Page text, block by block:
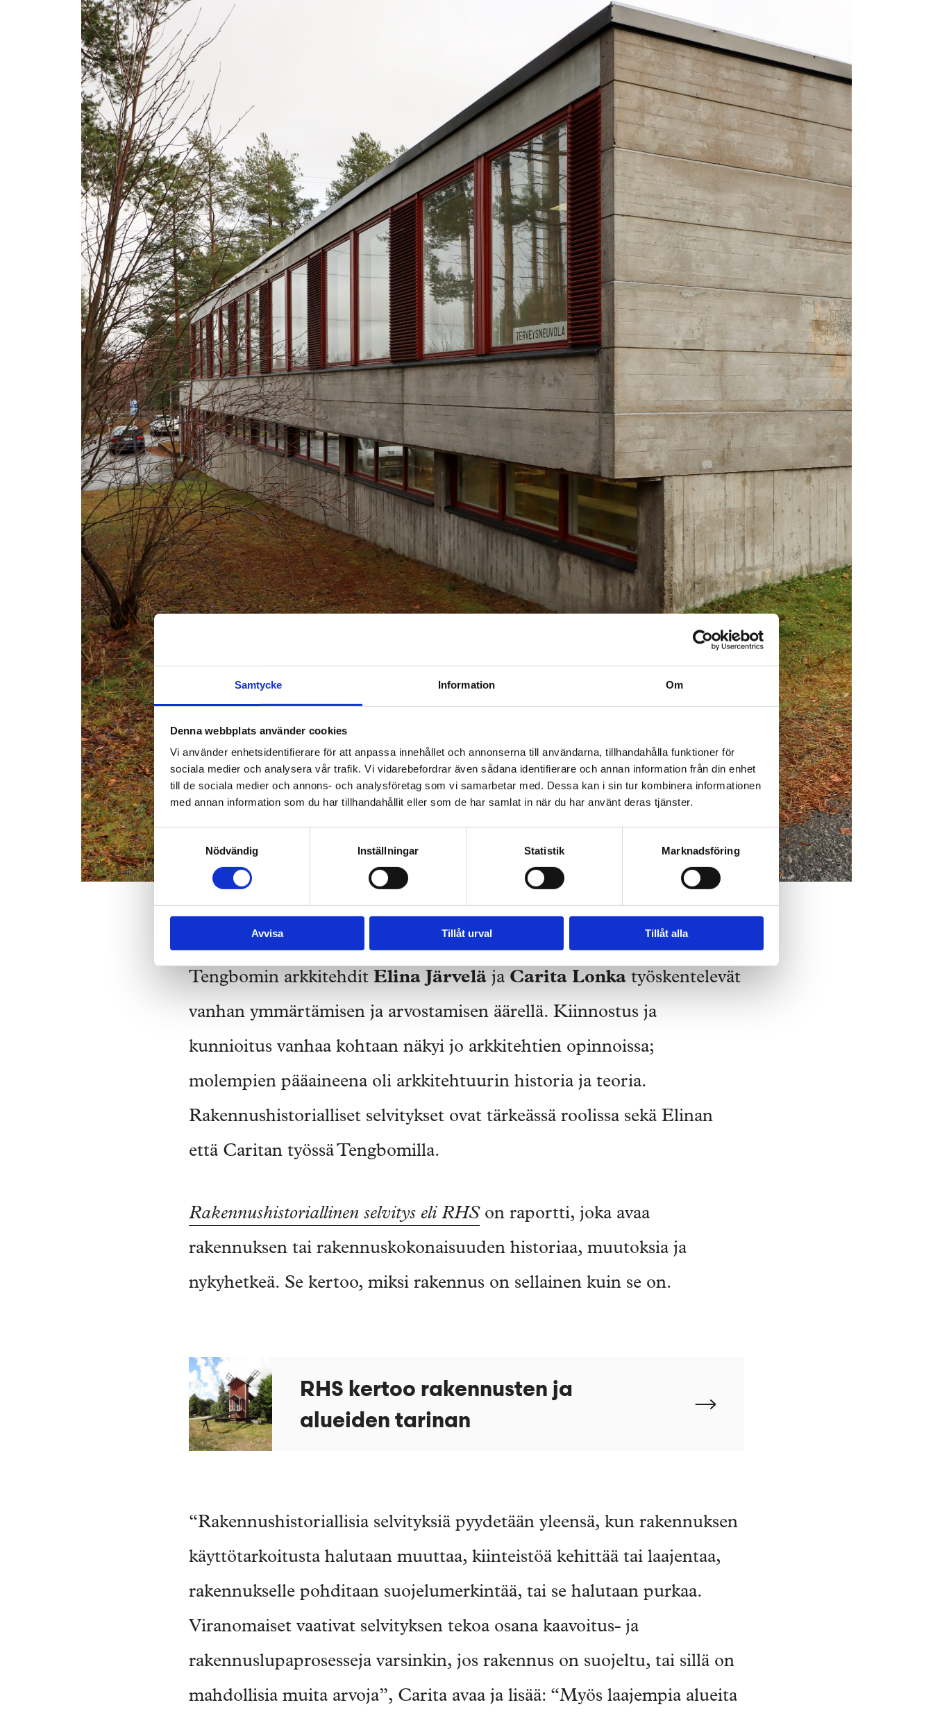
Samtycke Information Om
Denna webbplats använder cookies
Vi använder enhetsidentifierare för att anpassa innehållet och annonserna till användarna, tillhandahålla funktioner för
sociala medier och analysera vår trafik. Vi vidarebefordrar även sådana identifierare och annan information från din enhet
till de sociala medier och annons- och analysföretag som vi samarbetar med. Dessa kan i sin tur kombinera informationen
med annan information som du har tillhandahållit eller som de har samlat in när du har använt deras tjänster.
Samtyckesval
Nödvändig
Inställningar Statistik Marknadsföring
Avvisa Tillåt urval Tillåt alla
Tengbomin arkkitehdit Elina Järvelä ja Carita Lonka työskentelevät
vanhan ymmärtämisen ja arvostamisen äärellä. Kiinnostus ja
kunnioitus vanhaa kohtaan näkyi jo arkkitehtien opinnoissa;
molempien pääaineena oli arkkitehtuurin historia ja teoria.
Rakennushistorialliset selvitykset ovat tärkeässä roolissa sekä Elinan
että Caritan työssä Tengbomilla.
Rakennushistoriallinen selvitys eli RHS on raportti, joka avaa
rakennuksen tai rakennuskokonaisuuden historiaa, muutoksia ja
nykyhetkeä. Se kertoo, miksi rakennus on sellainen kuin se on.
RHS kertoo rakennusten ja
alueiden tarinan
“Rakennushistoriallisia selvityksiä pyydetään yleensä, kun rakennuksen
käyttötarkoitusta halutaan muuttaa, kiinteistöä kehittää tai laajentaa,
rakennukselle pohditaan suojelumerkintää, tai se halutaan purkaa.
Viranomaiset vaativat selvityksen tekoa osana kaavoitus- ja
rakennuslupaprosesseja varsinkin, jos rakennus on suojeltu, tai sillä on
mahdollisia muita arvoja”, Carita avaa ja lisää: “Myös laajempia alueita